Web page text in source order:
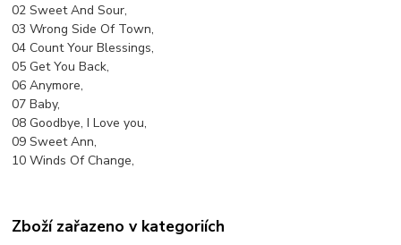
02 Sweet And Sour,
03 Wrong Side Of Town,
04 Count Your Blessings,
05 Get You Back,
06 Anymore,
07 Baby,
08 Goodbye, I Love you,
09 Sweet Ann,
10 Winds Of Change,
Zboží zařazeno v kategoriích